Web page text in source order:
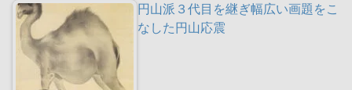
円山派３代目を継ぎ幅広い画題をこ
なした円山応震